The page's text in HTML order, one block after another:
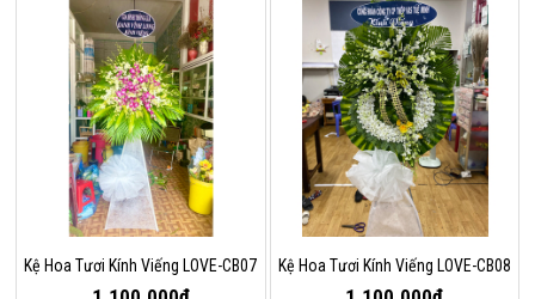
Kệ Hoa Tươi Kính Viếng LOVE-CB07 Kệ Hoa Tươi Kính Viếng LOVE-CB08